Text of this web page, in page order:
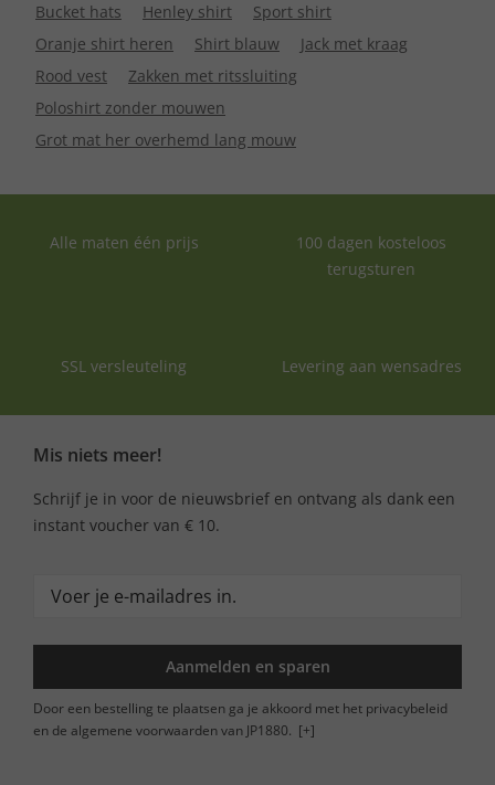
Bucket hats Henley shirt
Sport shirt
Oranje shirt heren
Shirt blauw
Jack met kraag
Rood vest
Zakken met ritssluiting
Poloshirt zonder mouwen
Grot mat her overhemd lang mouw
Alle maten één prijs
100 dagen kosteloos
terugsturen
SSL versleuteling Levering aan wensadres
Mis niets meer!
Schrijf je in voor de nieuwsbrief en ontvang als dank een
instant voucher van € 10.
Aanmelden en sparen
Door een bestelling te plaatsen ga je akkoord met het privacybeleid
en de algemene voorwaarden van JP1880. [+]